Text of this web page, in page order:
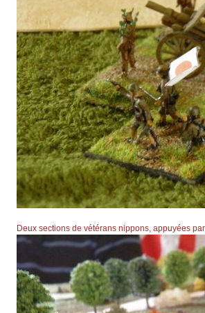
Deux sections de vétérans nippons, appuyées